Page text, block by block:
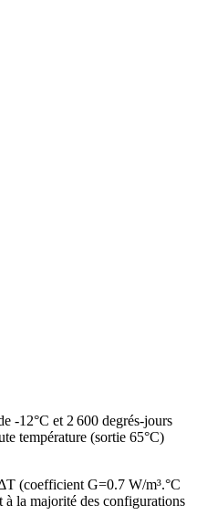
-12°C et 2 600 degrés-jours
température (sortie 65°C)
(coefficient G=0.7 W/m³.°C
la majorité des configurations